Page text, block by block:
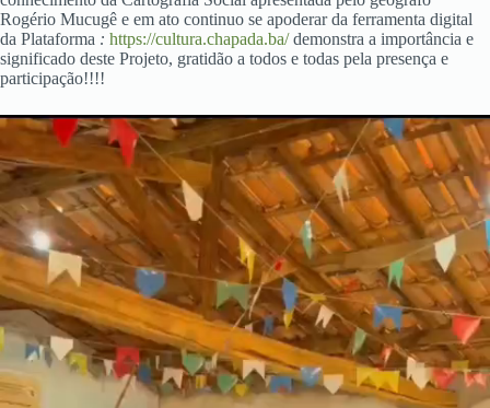
Rogério Mucugê e em ato continuo se apoderar da ferramenta digital
da Plataforma : https://cultura.chapada.ba/demonstra a importância e
significado deste Projeto, gratidão a todos e todas pela presença e
participação!!!!